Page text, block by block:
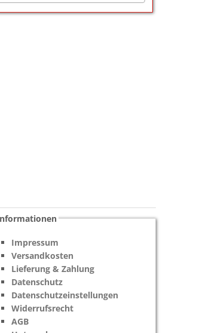
Impressum
Versandkosten
Lieferung & Zahlung
Datenschutz
Datenschutzeinstellungen
Widerrufsrecht
AGB